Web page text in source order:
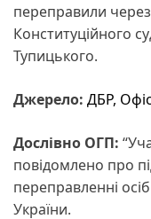
переправили
Конституційного
Тупицького.
Джерело: ДБР,
Дослівно ОГП:
повідомлено про
переправленні
України.